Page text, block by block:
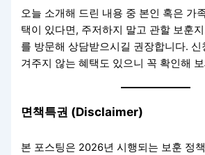
오늘 소개해 드린 내용 중 본인 혹은 가
택이 있다면, 주저하지 말고 관할 보훈
를 방문해 상담받으시길 권장합니다. 신
겨주지 않는 혜택도 있으니 꼭 확인해
면책특권 (Disclaimer)
본 포스팅은 2026년 시행되는 보훈 정